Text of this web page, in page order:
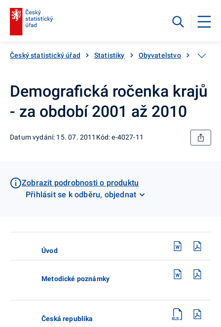
Český statistický úřad Statistiky Obyvatelstvo
Demografická ročenka krajů
- za období 2001 až 2010
Datum vydání: 15. 07. 2011 Kód: e-4027-11
Zobrazit podrobnosti o produktu
Přihlásit se k odběru, objednat
Úvod
Metodické poznámky
Česká republika